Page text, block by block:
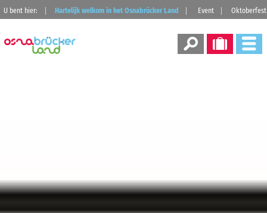
U bent hier: Hartelijk welkom in het Osnabrücker Land Event Oktoberfest